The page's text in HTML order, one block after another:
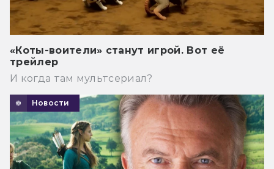
«Коты-воители» станут игрой. Вот её
трейлер
И когда там мультсериал?
Новости